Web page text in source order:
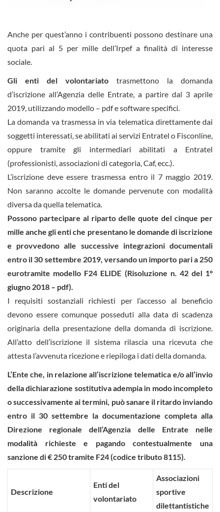
Anche per quest’anno i contribuenti possono destinare una
quota pari al 5 per mille dell’Irpef a finalità di interesse
sociale.
Gli enti del volontariato trasmettono la domanda
d’iscrizione all’Agenzia delle Entrate, a partire dal 3 aprile
2019, utilizzando modello – pdf e software specifici.
La domanda va trasmessa in via telematica direttamente dai
soggetti interessati, se abilitati ai servizi Entratel o Fisconline,
oppure tramite gli intermediari abilitati a Entratel
(professionisti, associazioni di categoria, Caf, ecc.).
L’iscrizione deve essere trasmessa entro il 7 maggio 2019.
Non saranno accolte le domande pervenute con modalità
diversa da quella telematica.
Possono partecipare al riparto delle quote del cinque per
mille anche gli enti che presentano le domande di iscrizione
e provvedono alle successive integrazioni documentali
entro il 30 settembre 2019, versando un importo pari a 250
eurotramite modello F24 ELIDE (Risoluzione n. 42 del 1°
giugno 2018 – pdf).
I requisiti sostanziali richiesti per l’accesso al beneficio
devono essere comunque posseduti alla data di scadenza
originaria della presentazione della domanda di iscrizione.
All’atto dell’iscrizione il sistema rilascia una ricevuta che
attesta l’avvenuta ricezione e riepiloga i dati della domanda.
L’Ente che, in relazione all’iscrizione telematica e/o all’invio
della dichiarazione sostitutiva adempia in modo incompleto
o successivamente ai termini, può sanare il ritardo inviando
entro il 30 settembre la documentazione completa alla
Direzione regionale dell’Agenzia delle Entrate nelle
modalità richieste e pagando contestualmente una
sanzione di € 250 tramite F24 (codice tributo 8115).
Descrizione
Enti del
volontariato
Associazioni
sportive
dilettantistiche